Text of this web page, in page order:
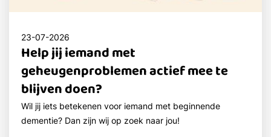
23-07-2026
Help jij iemand met
geheugenproblemen actief mee te
blijven doen?
Wil jij iets betekenen voor iemand met beginnende
dementie? Dan zijn wij op zoek naar jou!